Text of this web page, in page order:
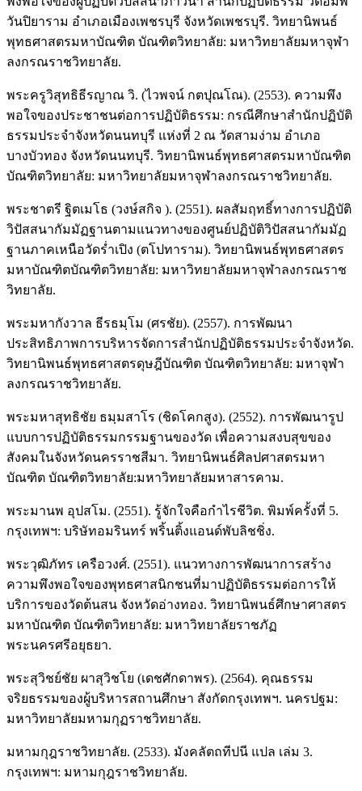
วันปิยาราม อำเภอเมืองเพชรบุรี จังหวัดเพชรบุรี. วิทยานิพนธ์
พุทธศาสตรมหาบัณฑิต บัณฑิตวิทยาลัย: มหาวิทยาลัยมหาจุฬา
ลงกรณราชวิทยาลัย.
พระครูวิสุทธิธีรญาณ วิ. (ไวพจน์ กตปุณโณ). (2553). ความพึง
พอใจของประชาชนต่อการปฏิบัติธรรม: กรณีศึกษาสำนักปฏิบัติ
ธรรมประจำจังหวัดนนทบุรี แห่งที่ 2 ณ วัดสามง่าม อำเภอ
บางบัวทอง จังหวัดนนทบุรี. วิทยานิพนธ์พุทธศาสตรมหาบัณฑิต
บัณฑิตวิทยาลัย: มหาวิทยาลัยมหาจุฬาลงกรณราชวิทยาลัย.
พระชาตรี ฐิตเมโธ (วงษ์สกิจ ). (2551). ผลสัมฤทธิ์ทางการปฏิบัติ
วิปัสสนากัมมัฏฐานตามแนวทางของศูนย์ปฏิบัติวิปัสสนากัมมัฏ
ฐานภาคเหนือวัดร่ำเปิง (ตโปทาราม). วิทยานิพนธ์พุทธศาสตร
มหาบัณฑิตบัณฑิตวิทยาลัย: มหาวิทยาลัยมหาจุฬาลงกรณราช
วิทยาลัย.
พระมหากังวาล ธีรธมฺโม (ศรชัย). (2557). การพัฒนา
ประสิทธิภาพการบริหารจัดการสํานักปฏิบัติธรรมประจําจังหวัด.
วิทยานิพนธ์พุทธศาสตรดุษฎีบัณฑิต บัณฑิตวิทยาลัย: มหาจุฬา
ลงกรณราชวิทยาลัย.
พระมหาสุทธิชัย ธมฺมสาโร (ชิดโคกสูง). (2552). การพัฒนารูป
แบบการปฏิบัติธรรมกรรมฐานของวัด เพื่อความสงบสุขของ
สังคมในจังหวัดนครราชสีมา. วิทยานิพนธ์ศิลปศาสตรมหา
บัณฑิต บัณฑิตวิทยาลัย:มหาวิทยาลัยมหาสารคาม.
พระมานพ อุปสโม. (2551). รู้จักใจคือกำไรชีวิต. พิมพ์ครั้งที่ 5.
กรุงเทพฯ: บริษัทอมรินทร์ พริ้นติ้งแอนด์พับลิชชิ่ง.
พระวุฒิภัทร เครือวงศ์. (2551). แนวทางการพัฒนาการสร้าง
ความพึงพอใจของพุทธศาสนิกชนที่มาปฏิบัติธรรมต่อการให้
บริการของวัดต้นสน จังหวัดอ่างทอง. วิทยานิพนธ์ศึกษาศาสตร
มหาบัณฑิต บัณฑิตวิทยาลัย: มหาวิทยาลัยราชภัฏ
พระนครศรีอยุธยา.
พระสุวิชย์ชัย ผาสุวิชโย (เดชศักดาพร). (2564). คุณธรรม
จริยธรรมของผู้บริหารสถานศึกษา สังกัดกรุงเทพฯ. นครปฐม:
มหาวิทยาลัยมหามกุฏราชวิทยาลัย.
มหามกุฎราชวิทยาลัย. (2533). มังคลัตถทีปนี แปล เล่ม 3.
กรุงเทพฯ: มหามกุฎราชวิทยาลัย.